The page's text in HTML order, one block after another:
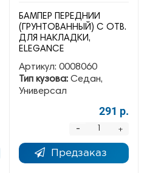
БАМПЕР ПЕРЕДНИЙ
(ГРУНТОВАННЫЙ) С ОТВ.
ДЛЯ НАКЛАДКИ,
ELEGANCE
Артикул: 0008060
Тип кузова: Седан,
Универсал
291 р.
+
-
Предзаказ